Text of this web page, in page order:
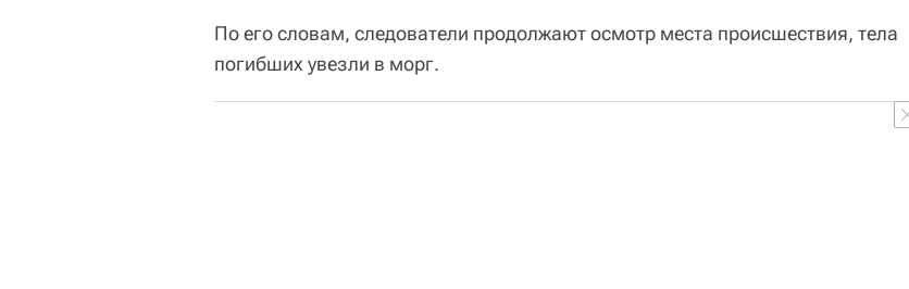
По его словам, следователи продолжают осмотр места происшествия, тела
погибших увезли в морг.